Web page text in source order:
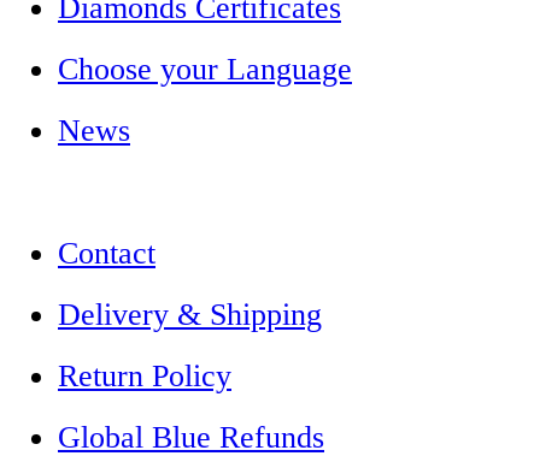
Diamonds Certificates
Choose your Language
News
Contact
Delivery & Shipping
Return Policy
Global Blue Refunds